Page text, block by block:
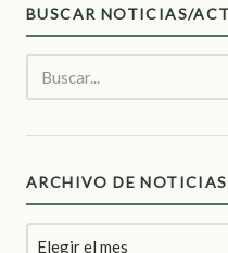
BUSCAR NOTICIAS/
ARCHIVO DE